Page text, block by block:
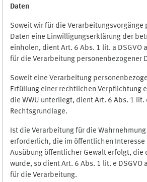
Daten
Soweit wir für die Verarbeitungsvorgänge
Daten eine Einwilligungserklärung der
einholen, dient Art. 6 Abs. 1 lit. a DSGVO
für die Verarbeitung personenbezogener
Soweit eine Verarbeitung
Erfüllung einer rechtlichen Verpflichtung
die WWU unterliegt, dient Art. 6 Abs. 1 lit.
Rechtsgrundlage.
Ist die Verarbeitung für die
erforderlich, die im öffentlichen Interesse
Ausübung öffentlicher Gewalt erfolgt, die
wurde, so dient Art. 6 Abs. 1 lit. e DSGVO
für die Verarbeitung.